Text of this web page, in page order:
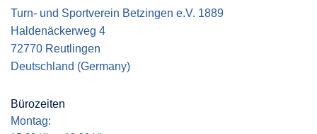
Turn- und Sportverein Betzingen e.V. 1889
Haldenäckerweg 4
72770 Reutlingen
Deutschland (Germany)
Bürozeiten
Montag: